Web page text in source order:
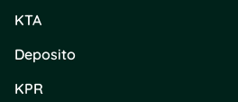
campuran dan reksa dana
pendapatan tetap.
3. Agresif (Risk Taker)
KTA
Deposito
KPR